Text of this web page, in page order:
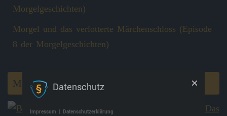
Morgelgeschichten)
Morgel und das verlotterte Märchenschloss (Episode
8 der Morgelgeschichten)
Morgelwaldkurier abonnieren
Datenschutz
Impressum | Datenschutzerklärung